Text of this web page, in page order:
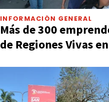
INFORMACIÓN GENERAL
Más de 300
de Regiones Vivas